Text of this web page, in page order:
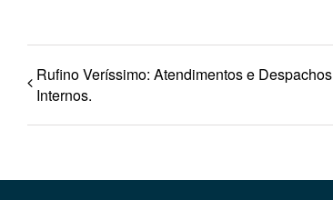
Rufino Veríssimo: Atendimentos e Despachos
Internos.